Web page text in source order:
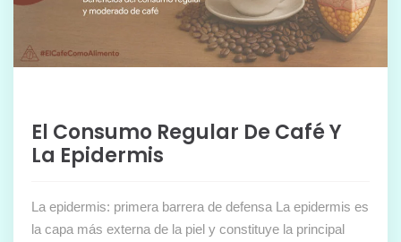
El Consumo Regular De Café Y
La Epidermis
La epidermis: primera barrera de defensa La epidermis es
la capa más externa de la piel y constituye la principal